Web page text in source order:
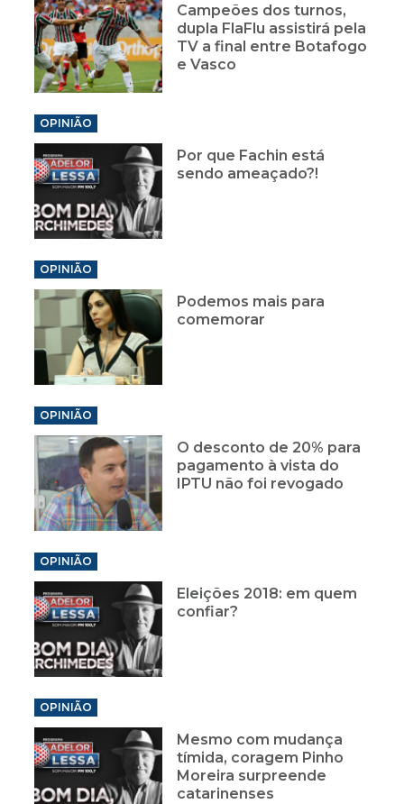
Campeões dos turnos,
dupla FlaFlu assistirá pela
TV a final entre Botafogo
e Vasco
OPINIÃO
Por que Fachin está
sendo ameaçado?!
OPINIÃO
Podemos mais para
comemorar
OPINIÃO
O desconto de 20% para
pagamento à vista do
IPTU não foi revogado
OPINIÃO
Eleições 2018: em quem
confiar?
OPINIÃO
Mesmo com mudança
tímida, coragem Pinho
Moreira surpreende
catarinenses